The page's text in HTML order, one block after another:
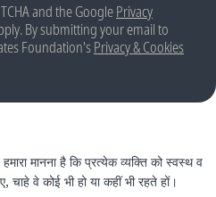
and the GooglePrivacy
By submitting your email to
Foundation'sPrivacy & Cookies
मानना है कि प्रत्येक व्यक्ति को स्वस्थ व
चाहे वे कोई भी हो या कहीं भी रहते हों।